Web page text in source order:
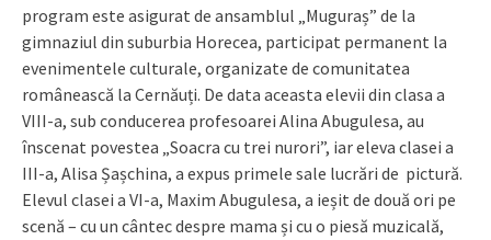
program este asigurat de ansamblul „Muguraș” de la
gimnaziul din suburbia Horecea, participat permanent la
evenimentele culturale, organizate de comunitatea
românească la Cernăuți. De data aceasta elevii din clasa a
VIII-a, sub conducerea profesoarei Alina Abugulesa, au
înscenat povestea „Soacra cu trei nurori”, iar eleva clasei a
III-a, Alisa Șașchina, a expus primele sale lucrări de pictură.
Elevul clasei a VI-a, Maxim Abugulesa, a ieșit de două ori pe
scenă – cu un cântec despre mama și cu o piesă muzicală,